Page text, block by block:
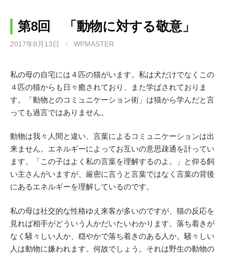
第8回 「動物に対する敬意」
2017年8月13日 / WPMASTER
私の母の自宅には４匹の猫がいます。私は犬だけでなくこの
４匹の猫からも日々癒されており、また学ばされておりま
す。「動物とのコミュニケーション術」は猫から学んだと言
っても過言ではありません。
動物は我々人間と違い、言葉によるコミュニケーションは出
来ません。エネルギーによってお互いの意思疎通を計ってい
ます。「この子はよく私の言葉を理解するのよ。」と仰る飼
い主さんがいますが、厳密に言うと言葉ではなく言葉の背後
にあるエネルギーを理解しているのです。
私の母は社交的な性格ゆえ来客が多いのですが、猫の反応を
見れば相手がどういう人かだいたいわかります。落ち着きが
なく騒々しい人か、穏やかで落ち着きのある人か。騒々しい
人は動物に嫌われます。何故でしょう。それは野生の動物の